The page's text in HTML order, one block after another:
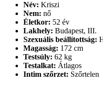
Név: Kriszi
Nem: nő
Életkor: 52 év
Lakhely: Budapest, III.
Szexuális beállítottság:
Magasság: 172 cm
Testsúly: 62 kg
Testalkat: Átlagos
Intim szőrzet: Szőrtelen